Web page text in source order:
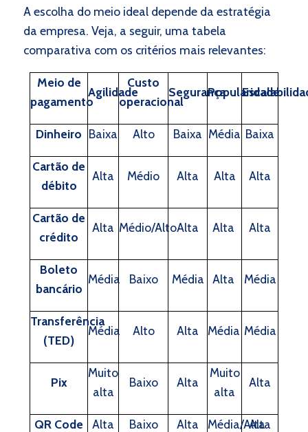
A escolha do meio ideal depende da estratégia
da empresa. Veja, a seguir, uma tabela
comparativa com os critérios mais relevantes:
Meio de
pagamento
Agilidade
Custo
operacional
SegurançaPopularidade
Dinheiro Baixa Alto Baixa Média Baixa
Cartão de
débito
Alta Médio Alta Alta Alta
Cartão de
crédito
Alta Médio/AltoAlta Alta Alta
Boleto
bancário
Média Baixo Média Alta Média
Transferência
(TED)
Média Alto Alta Média Média
Pix
Muito
alta
Baixo Alta
Muito
alta
Alta
QR Code Alta Baixo Alta Média/Alta
Alta